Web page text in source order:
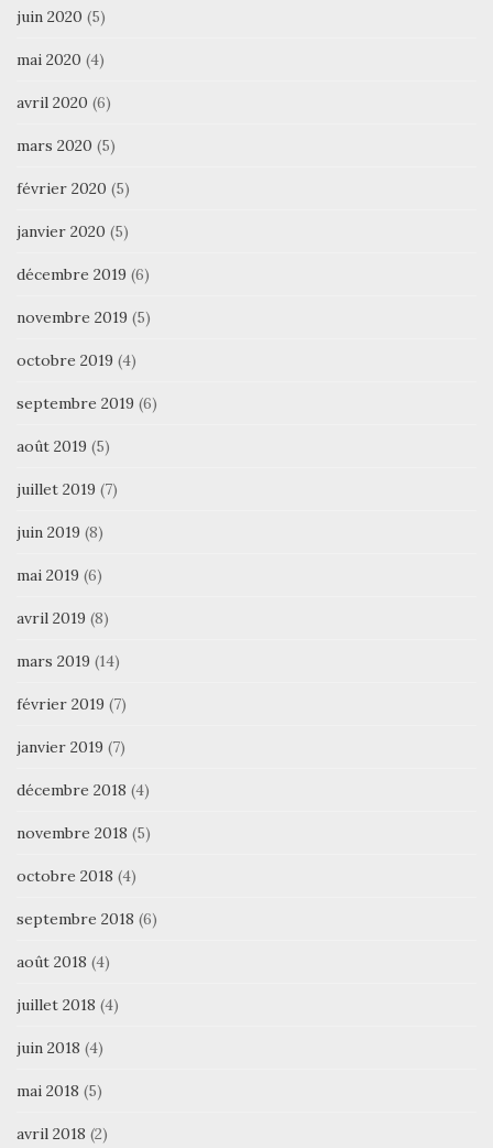
juin 2020 (5)
mai 2020 (4)
avril 2020 (6)
mars 2020 (5)
février 2020 (5)
janvier 2020 (5)
décembre 2019 (6)
novembre 2019 (5)
octobre 2019 (4)
septembre 2019 (6)
août 2019 (5)
juillet 2019 (7)
juin 2019 (8)
mai 2019 (6)
avril 2019 (8)
mars 2019 (14)
février 2019 (7)
janvier 2019 (7)
décembre 2018 (4)
novembre 2018 (5)
octobre 2018 (4)
septembre 2018 (6)
août 2018 (4)
juillet 2018 (4)
juin 2018 (4)
mai 2018 (5)
avril 2018 (2)